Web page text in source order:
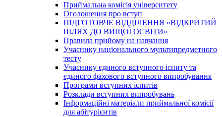
Приймальна комісія університету
Оголошення про вступ
ПІДГОТОВЧЕ ВІДДІЛЕННЯ «ВІДКРИТИЙ
ШЛЯХ ДО ВИЩОЇ ОСВІТИ»
Правила прийому на навчання
Учаснику національного мультипредметного
тесту
Учаснику єдиного вступного іспиту та
єдиного фахового вступного випробування
Програми вступних іспитів
Розклади вступних випробувань
Інформаційні матеріали приймальної комісії
для абітурієнтів